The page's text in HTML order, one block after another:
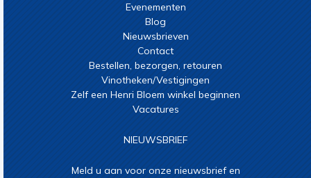
Evenementen
Blog
Nieuwsbrieven
Contact
Bestellen, bezorgen, retouren
Vinotheken/Vestigingen
Zelf een Henri Bloem winkel beginnen
Vacatures
NIEUWSBRIEF
Meld u aan voor onze nieuwsbrief en